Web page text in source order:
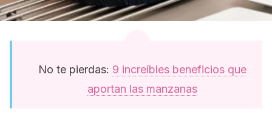
No te pierdas: 9 increíbles beneficios que
aportan las manzanas